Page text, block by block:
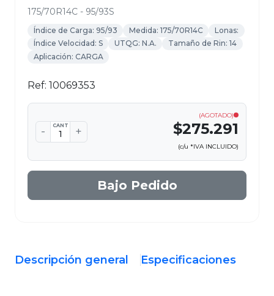
175/70R14C - 95/93S
Índice de Carga: 95/93 Medida: 175/70R14C
Lonas:
Índice Velocidad: S
UTQG: N.A.
Tamaño de Rin: 14
Aplicación: CARGA
Ref: 10069353
- CANT +
(AGOTADO)
$275.291
(c/u *IVA INCLUIDO)
Bajo Pedido
Descripción general Especificaciones